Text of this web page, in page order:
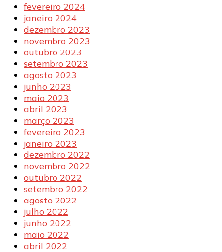
fevereiro 2024
janeiro 2024
dezembro 2023
novembro 2023
outubro 2023
setembro 2023
agosto 2023
junho 2023
maio 2023
abril 2023
março 2023
fevereiro 2023
janeiro 2023
dezembro 2022
novembro 2022
outubro 2022
setembro 2022
agosto 2022
julho 2022
junho 2022
maio 2022
abril 2022